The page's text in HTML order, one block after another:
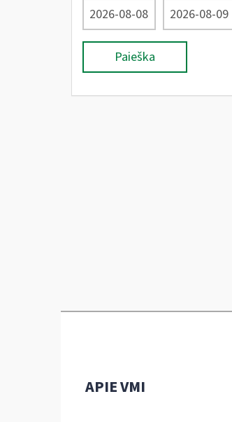
Paieška
APIE VMI